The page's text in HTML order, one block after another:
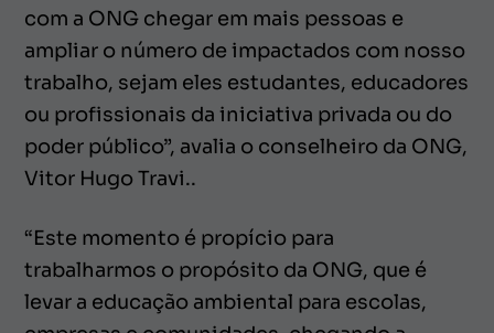
com a ONG chegar em mais pessoas e
ampliar o número de impactados com nosso
trabalho, sejam eles estudantes, educadores
ou profissionais da iniciativa privada ou do
poder público”, avalia o conselheiro da ONG,
Vitor Hugo Travi..
“Este momento é propício para
trabalharmos o propósito da ONG, que é
levar a educação ambiental para escolas,